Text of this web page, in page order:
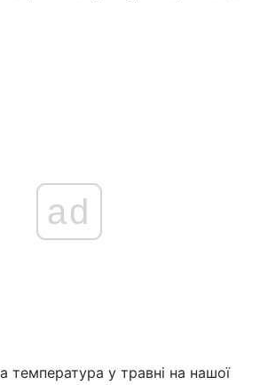
ad
температура у травні на нашої